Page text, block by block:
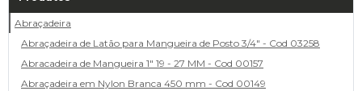
Abraçadeira
Abraçadeira de Latão para Mangueira de Posto 3/4" - Cod 03258
Abracadeira de Mangueira 1" 19 - 27 MM - Cod 00157
Abraçadeira em Nylon Branca 450 mm - Cod 00149